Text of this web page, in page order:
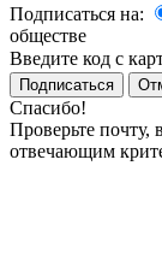
Подписаться на:
обществе
Введите код с
Подписаться
Спасибо!
Проверьте почту,
отвечающим